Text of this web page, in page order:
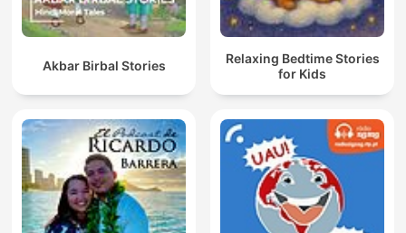
Akbar Birbal Stories
Relaxing Bedtime Stories
for Kids